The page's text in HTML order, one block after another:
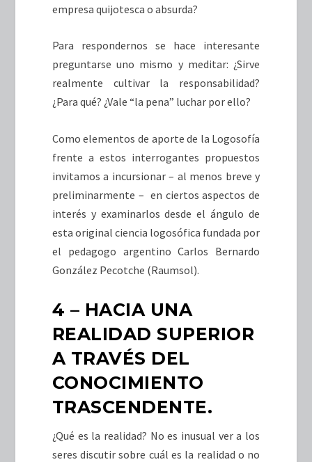
empresa quijotesca o absurda?
Para respondernos se hace interesante
preguntarse uno mismo y meditar: ¿Sirve
realmente cultivar la responsabilidad?
¿Para qué? ¿Vale “la pena” luchar por ello?
Como elementos de aporte de la Logosofía
frente a estos interrogantes propuestos
invitamos a incursionar – al menos breve y
preliminarmente – en ciertos aspectos de
interés y examinarlos desde el ángulo de
esta original ciencia logosófica fundada por
el pedagogo argentino Carlos Bernardo
González Pecotche (Raumsol).
4 – HACIA UNA
REALIDAD SUPERIOR
A TRAVÉS DEL
CONOCIMIENTO
TRASCENDENTE.
¿Qué es la realidad? No es inusual ver a los
seres discutir sobre cuál es la realidad o no